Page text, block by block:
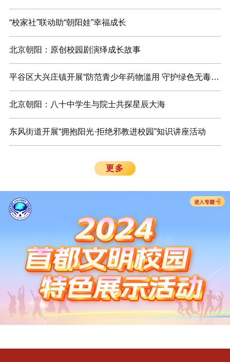
“校家社”联动助“朝阳娃”幸福成长
北京朝阳：原创校园剧演绎成长故事
平谷区大兴庄镇开展“防范青少年药物滥用 守护绿色无毒青春”校园宣传活动
北京朝阳：八十中学生与院士共探星辰大海
东风街道开展“拥抱阳光·拒绝邪教进校园”知识讲座活动
更多